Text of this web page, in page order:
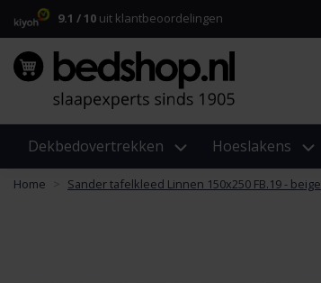
9.1 / 10 uit klantbeoordelingen
Dekbedovertrekken Hoeslakens
Home Sander tafelkleed Linnen 150x250 FB.19 - beige